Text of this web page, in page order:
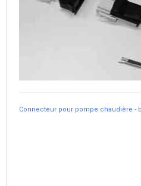
Connecteur pour pompe chaudière -